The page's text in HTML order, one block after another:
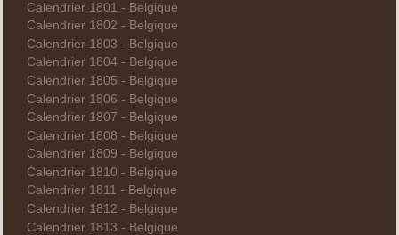
Calendrier 1801 - Belgique
Calendrier 1802 - Belgique
Calendrier 1803 - Belgique
Calendrier 1804 - Belgique
Calendrier 1805 - Belgique
Calendrier 1806 - Belgique
Calendrier 1807 - Belgique
Calendrier 1808 - Belgique
Calendrier 1809 - Belgique
Calendrier 1810 - Belgique
Calendrier 1811 - Belgique
Calendrier 1812 - Belgique
Calendrier 1813 - Belgique